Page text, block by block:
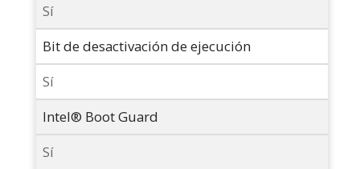
Sí
Bit de desactivación de ejecución
Sí
Intel® Boot Guard
Sí